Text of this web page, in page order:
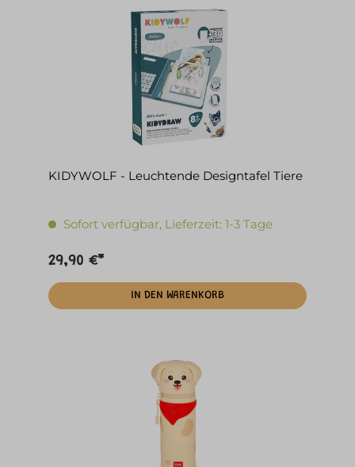
KIDYWOLF - Leuchtende Designtafel Tiere
Sofort verfügbar, Lieferzeit: 1-3 Tage
29,90 €*
IN DEN WARENKORB